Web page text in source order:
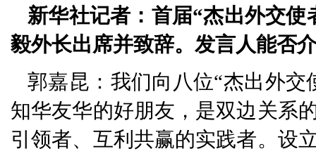
新华社记者：首届“杰出外交
毅外长出席并致辞。发言人能否
郭嘉昆：我们向八位“杰出外
知华友华的好朋友，是双边关系
引领者、互利共赢的实践者。设